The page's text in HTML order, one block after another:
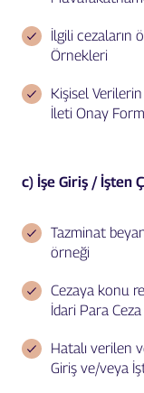
İlgili cezaların
Örnekleri
Kişisel
İleti Onay
c) İşe Giriş / İşten
Tazminat
örneği
Cezaya konu
İdari Para
Hatalı verilen
Giriş ve/veya